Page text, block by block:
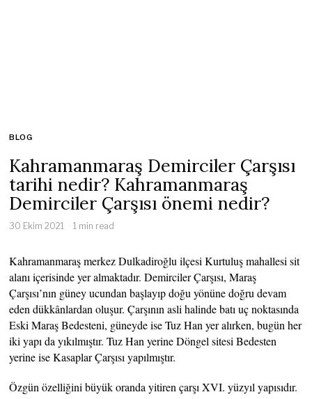
BLOG
Kahramanmaraş Demirciler Çarşısı
tarihi nedir? Kahramanmaraş
Demirciler Çarşısı önemi nedir?
30 Ekim 2021 1 min read
Kahramanmaraş merkez Dulkadiroğlu ilçesi Kurtuluş mahallesi sit
alanı içerisinde yer almaktadır. Demirciler Çarşısı, Maraş
Çarşısı’nın güney ucundan başlayıp doğu yönüne doğru devam
eden dükkânlardan oluşur. Çarşının asli halinde batı uç noktasında
Eski Maraş Bedesteni, güneyde ise Tuz Han yer alırken, bugün her
iki yapı da yıkılmıştır. Tuz Han yerine Döngel sitesi Bedesten
yerine ise Kasaplar Çarşısı yapılmıştır.
Özgün özelliğini büyük oranda yitiren çarşı XVI. yüzyıl yapısıdır.